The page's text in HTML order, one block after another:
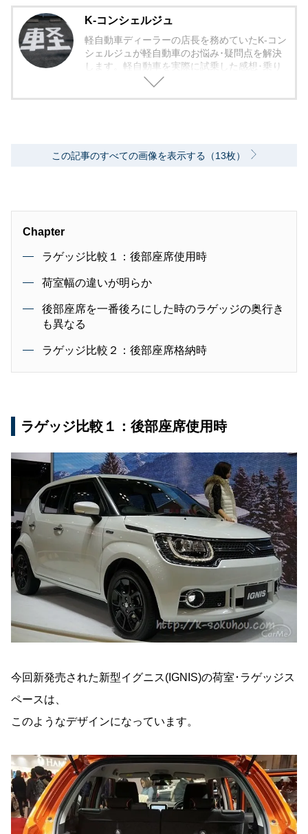
K-コンシェルジュ
軽自動車ディーラーの店長を務めていたK-コン
シェルジュが軽自動車のお悩み･疑問点を解決
します。軽自動車を実際に試乗した感想･乗り
心地から欠点まで包み隠さず紹介していきま
この記事のすべての画像を表示する（13枚）
Chapter
ラゲッジ比較１：後部座席使用時
荷室幅の違いが明らか
後部座席を一番後ろにした時のラゲッジの奥行き
も異なる
ラゲッジ比較２：後部座席格納時
ラゲッジ比較１：後部座席使用時
今回新発売された新型イグニス(IGNIS)の荷室･ラゲッジス
ペースは、
このようなデザインになっています。